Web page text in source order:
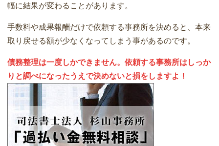
幅に結果が変わることがあります。
手数料や成果報酬だけで依頼する事務所を決めると、本来
取り戻せる額が少なくなってしまう事があるのです。
債務整理は一度しかできません。依頼する事務所はしっか
りと調べになったうえで決めないと損をしますよ！